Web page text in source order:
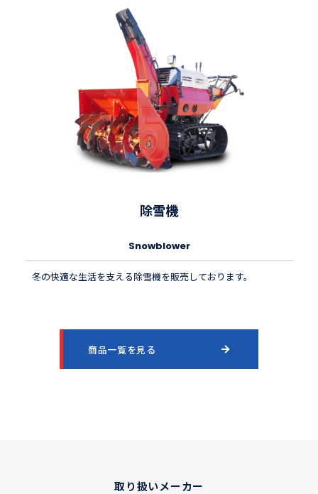
除雪機
Snowblower
冬の快適な生活を支える除雪機を販売しております。
商品一覧を見る
取り扱いメーカー